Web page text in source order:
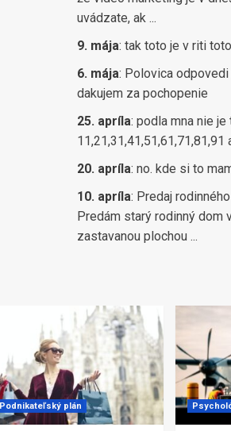
uvádzate, ak ...
9. mája: tak toto je v riti
6. mája: Polovica
dakujem za pochopenie
25. apríla: podla mna nie je
11,21,31,41,51,61,71,81,91
20. apríla: no. kde si to
10. apríla: Predaj
Predám starý rodinný dom
zastavanou plochou ...
Podnikateľský plán